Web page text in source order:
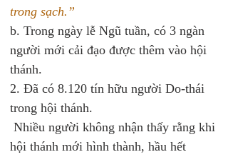
trong sạch.”
b. Trong ngày lễ Ngũ tuần, có 3 ngàn
người mới cải đạo được thêm vào hội
thánh.
2. Đã có 8.120 tín hữu người Do-thái
trong hội thánh.
Nhiều người không nhận thấy rằng khi
hội thánh mới hình thành, hầu hết